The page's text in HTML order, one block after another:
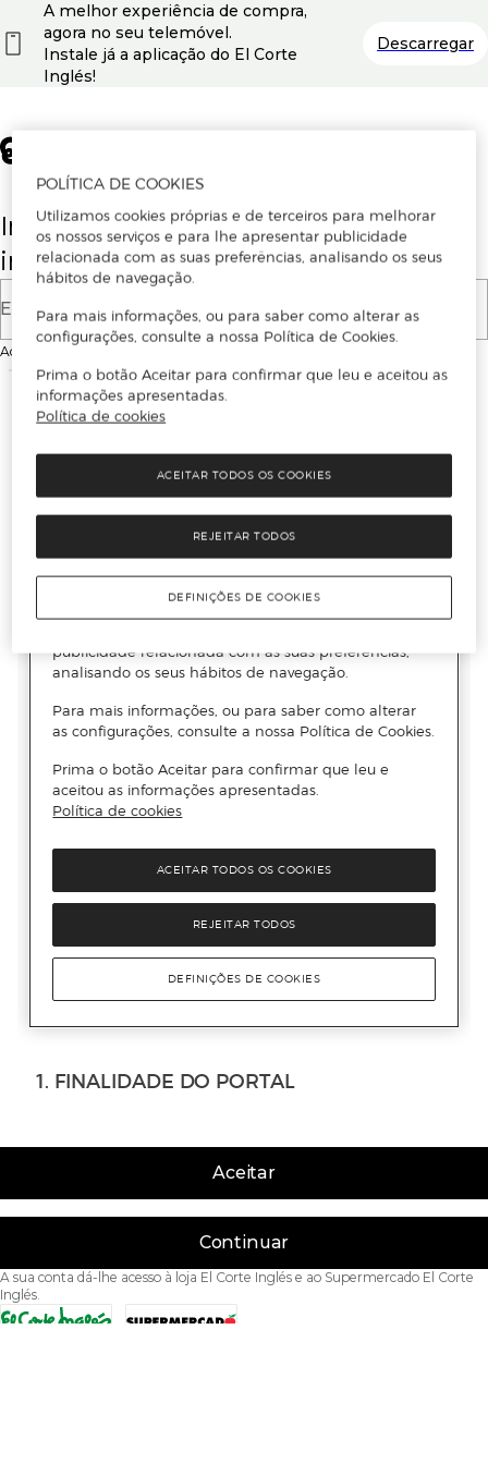
Insira o seu email para se registar ou
iniciar sessão.
E-mail
Ao continuar, aceitas as
Aceitar
Continuar
A sua conta dá-lhe acesso à loja El Corte Inglés e ao Supermercado El Corte
Inglés.
A melhor experiência de compra,
agora no seu telemóvel.
Instale já a aplicação do El Corte
Inglés!
Descarregar
POLÍTICA DE COOKIES
Utilizamos cookies próprias e de terceiros para melhorar
os nossos serviços e para lhe apresentar publicidade
relacionada com as suas preferências, analisando os seus
hábitos de navegação.
Para mais informações, ou para saber como alterar as
configurações, consulte a nossa Política de Cookies.
Prima o botão Aceitar para confirmar que leu e aceitou as
informações apresentadas.
Política de cookies
REJEITAR TODOS
ACEITAR TODOS OS COOKIES
DEFINIÇÕES DE COOKIES